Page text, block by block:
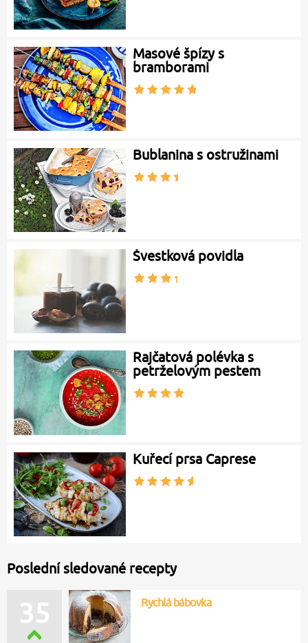
Masové špízy s
bramborami
Bublanina s ostružinami
Švestková povidla
Rajčatová polévka s
petrželovým pestem
Kuřecí prsa Caprese
Poslední sledované recepty
35 Rychlá bábovka